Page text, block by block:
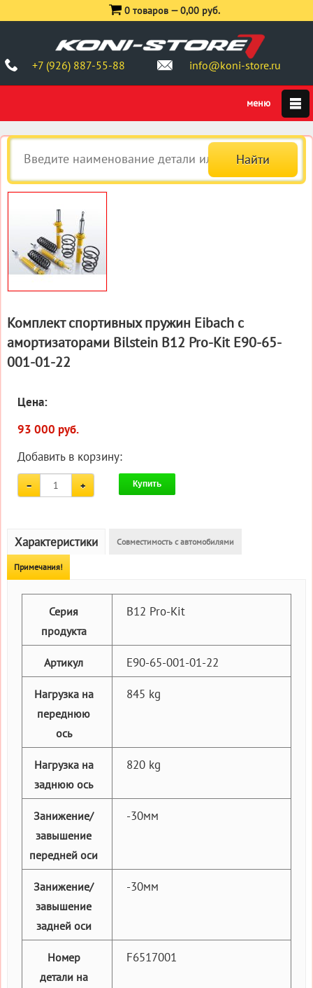
+7 (926) 887-55-88 info@koni-store.ru
0 товаров —0,00 руб.
Комплект спортивных пружин Eibach с
амортизаторами Bilstein B12 Pro-Kit E90-65-
001-01-22
Цена:
93 000 руб.
Добавить в корзину:
Купить
Характеристики Совместимость с автомобилями
Примечания!
Серия
продукта
B12 Pro-Kit
Артикул E90-65-001-01-22
Нагрузка на
переднюю
ось
845 kg
Нагрузка на
заднюю ось
820 kg
Занижение/
завышение
передней оси
-30мм
Занижение/
завышение
задней оси
-30мм
Номер
детали на
F6517001